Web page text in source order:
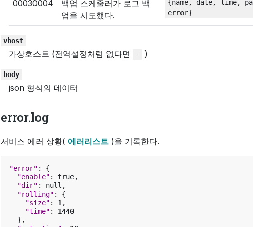
00030004
백업 스케줄러가 로그 백
업을 시도했다.
{name, date, time,
error}
vhost
가상호스트 (전역설정처럼 없다면 - )
body
json 형식의 데이터
error.log
서비스 에러 상황( 에러리스트 )을 기록한다.
"error" :
{
"enable" : true,
"dir" : null ,
"rolling" :
{
"size" : 1 ,
"time" :
1440
},